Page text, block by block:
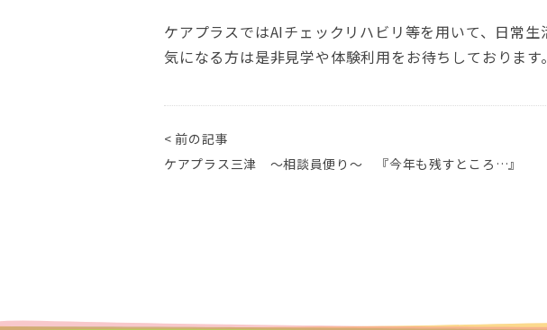
ケアプラスではAIチェックリハビリ等を用いて、日常
気になる方は是非見学や体験利用をお待ちしております。
< 前の記事
ケアプラス三津 ～相談員便り～ 『今年も残すところ…』